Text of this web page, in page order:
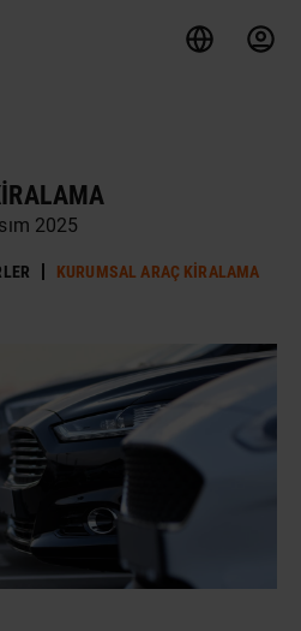
2025
KURUMSAL ARAÇ KIRALAMA